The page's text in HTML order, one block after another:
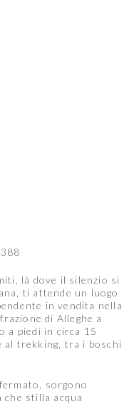
là dove il silenzio si
ti attende un luogo
in vendita nella
di Alleghe a
a piedi in circa 15
al trekking, tra i boschi
sorgono
che stilla acqua